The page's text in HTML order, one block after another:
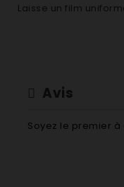
Laisse un film
Avis
Soyez le premier